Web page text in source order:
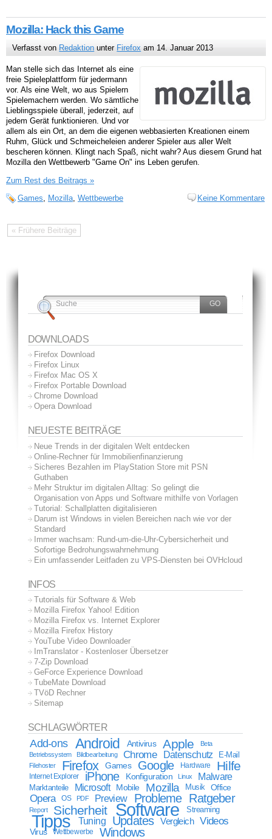
Mozilla: Hack this Game
Verfasst von Redaktion unter Firefox am 14. Januar 2013
Man stelle sich das Internet als eine
freie Spieleplattform für jedermann
vor. Als eine Welt, wo aus Spielern
Spielemachern werden. Wo sämtliche
Lieblingsspiele überall, jederzeit, auf
jedem Gerät funktionieren. Und vor
allem als ein Ort, an dem die eigenen webbasierten Kreationen einem
Ruhm, Glück und Schmeicheleien anderer Spieler aus aller Welt
bescheren können. Klingt nach Spaß, nicht wahr? Aus diesem Grund hat
Mozilla den Wettbewerb "Game On" ins Leben gerufen.
Zum Rest des Beitrags »
Games, Mozilla, Wettbewerbe Keine Kommentare
« Frühere Beiträge
DOWNLOADS
Firefox Download
Firefox Linux
Firefox Mac OS X
Firefox Portable Download
Chrome Download
Opera Download
NEUESTE BEITRÄGE
Neue Trends in der digitalen Welt entdecken
Online-Rechner für Immobilienfinanzierung
Sicheres Bezahlen im PlayStation Store mit PSN
Guthaben
Mehr Struktur im digitalen Alltag: So gelingt die
Organisation von Apps und Software mithilfe von Vorlagen
Tutorial: Schallplatten digitalisieren
Darum ist Windows in vielen Bereichen nach wie vor der
Standard
Immer wachsam: Rund-um-die-Uhr-Cybersicherheit und
Sofortige Bedrohungswahrnehmung
Ein umfassender Leitfaden zu VPS-Diensten bei OVHcloud
INFOS
Tutorials für Software & Web
Mozilla Firefox Yahoo! Edition
Mozilla Firefox vs. Internet Explorer
Mozilla Firefox History
YouTube Video Downloader
ImTranslator - Kostenloser Übersetzer
7-Zip Download
GeForce Experience Download
TubeMate Download
TVöD Rechner
Sitemap
SCHLAGWÖRTER
Add-ons Android Antivirus Apple
Beta
Betriebssystem
Bildbearbeitung Chrome Datenschutz E-Mail
Filehoster Firefox Games Google Hardware Hilfe
Internet Explorer iPhone Konfiguration Linux Malware
Marktanteile Microsoft Mobile Mozilla Musik Office
Opera OS PDF Preview Probleme Ratgeber
Report Sicherheit Software Streaming
Tipps Tuning Updates Vergleich Videos
Virus Wettbewerbe Windows